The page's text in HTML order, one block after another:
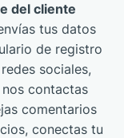
del cliente
tus datos
de registro
sociales,
contactas
comentarios
conectas tu